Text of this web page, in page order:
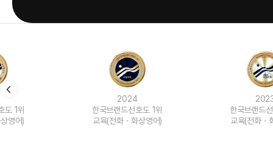
한국브랜드선호도 1위
교육(전화ㆍ화상영어)
한국브랜드선호도 1위
교육(전화ㆍ화상영어)